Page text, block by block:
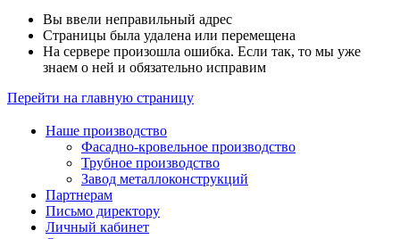
Вы ввели неправильный адрес
Страницы была удалена или перемещена
На сервере произошла ошибка. Если так, то мы уже
знаем о ней и обязательно исправим
Перейти на главную страницу
Наше производство
Фасадно-кровельное производство
Трубное производство
Завод металлоконструкций
Партнерам
Письмо директору
Личный кабинет